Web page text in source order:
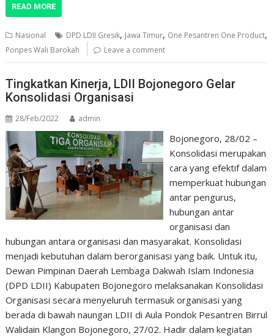
READ MORE
Nasional DPD LDII Gresik, Jawa Timur, One Pesantren One Product,
Ponpes Wali Barokah Leave a comment
Tingkatkan Kinerja, LDII Bojonegoro Gelar
Konsolidasi Organisasi
28/Feb/2022 admin
Bojonegoro, 28/02 –
Konsolidasi merupakan
cara yang efektif dalam
memperkuat hubungan
antar pengurus,
hubungan antar
organisasi dan
hubungan antara organisasi dan masyarakat. Konsolidasi
menjadi kebutuhan dalam berorganisasi yang baik. Untuk itu,
Dewan Pimpinan Daerah Lembaga Dakwah Islam Indonesia
(DPD LDII) Kabupaten Bojonegoro melaksanakan Konsolidasi
Organisasi secara menyeluruh termasuk organisasi yang
berada di bawah naungan LDII di Aula Pondok Pesantren Birrul
Walidain Klangon Bojonegoro, 27/02. Hadir dalam kegiatan